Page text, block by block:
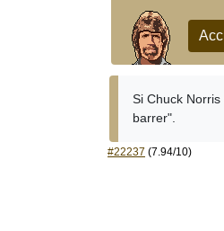
Si Chuck
barrer".
#22237 (7.94/10)